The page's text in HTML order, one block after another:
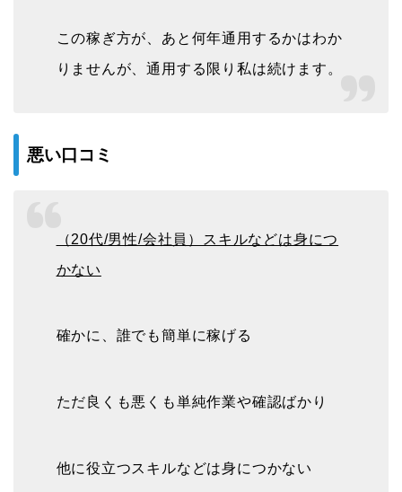
この稼ぎ方が、あと何年通用するかはわか
りませんが、通用する限り私は続けます。
悪い口コミ
（20代/男性/会社員）スキルなどは身につ
かない
確かに、誰でも簡単に稼げる
ただ良くも悪くも単純作業や確認ばかり
他に役立つスキルなどは身につかない